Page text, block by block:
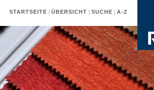
STARTSEITE ÜBERSICHT SUCHE A-Z